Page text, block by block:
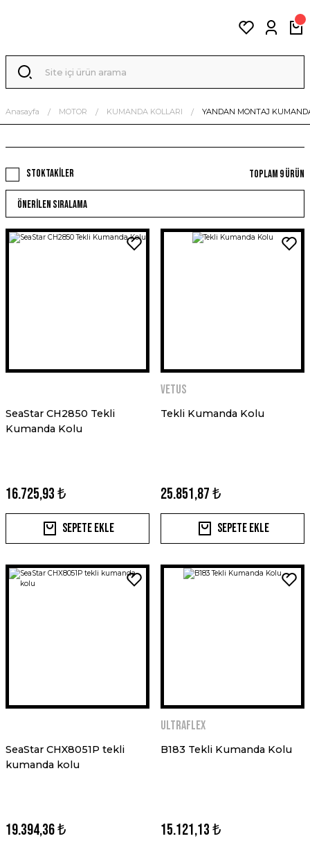
Anasayfa MOTOR KUMANDA KOLLARI YANDAN MONTAJ
Stoktakiler Toplam 9 ürün
SeaStar CH2850 Tekli
Kumanda Kolu
16.725,93 ₺
Sepete Ekle
VETUS
Tekli Kumanda Kolu
25.851,87 ₺
Sepete Ekle
SeaStar CHX8051P tekli
kumanda kolu
19.394,36 ₺
ULTRAFLEX
B183 Tekli Kumanda Kolu
15.121,13 ₺